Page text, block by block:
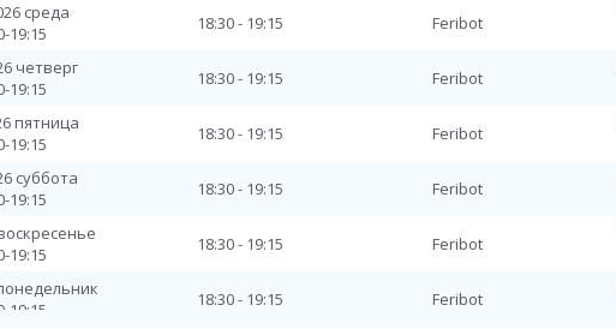
среда
19:15
18:30 - 19:15 Feribot
четверг
19:15
18:30 - 19:15 Feribot
пятница
19:15
18:30 - 19:15 Feribot
суббота
19:15
18:30 - 19:15 Feribot
19:15
18:30 - 19:15 Feribot
19:15
18:30 - 19:15 Feribot